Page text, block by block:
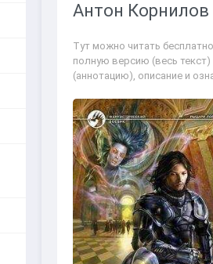
Антон Корнилов
Тут можно читать
полную версию (весь текст)
(аннотацию), описание и